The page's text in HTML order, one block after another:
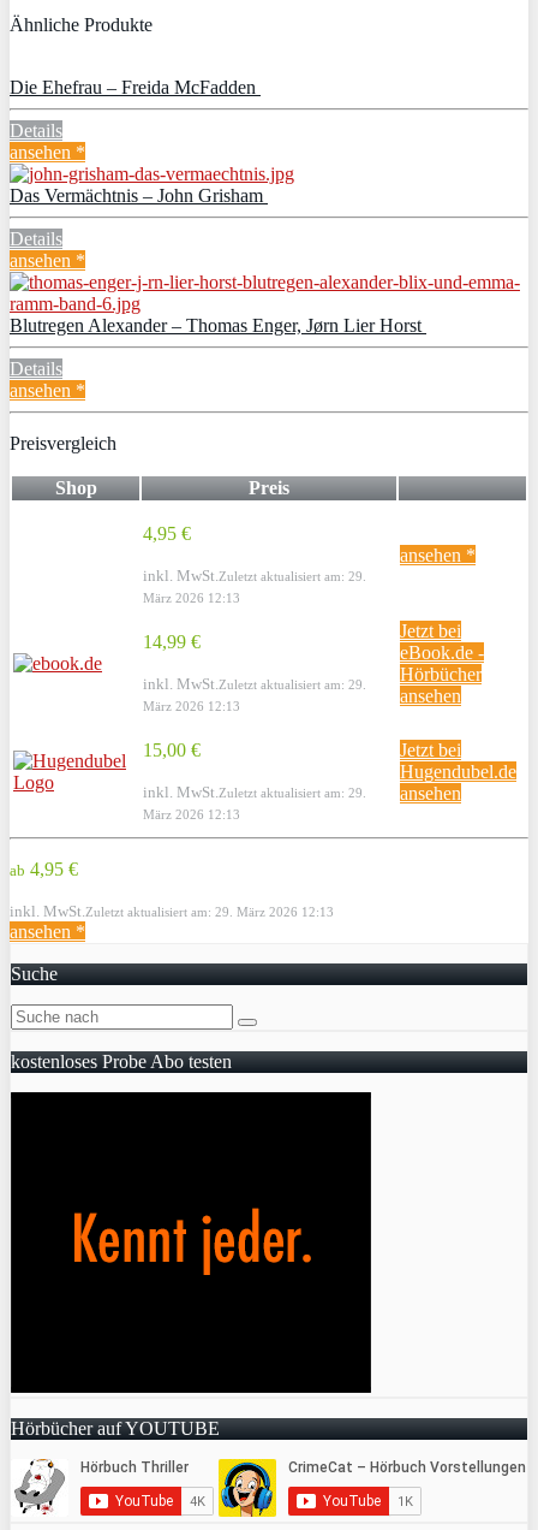
Ähnliche Produkte
Die Ehefrau – Freida McFadden
Details
ansehen *
Das Vermächtnis – John Grisham
Details
ansehen *
Blutregen Alexander – Thomas Enger, Jørn Lier Horst
Details
ansehen *
Preisvergleich
Shop Preis
4,95 €
inkl. MwSt. Zuletzt aktualisiert am: 29.
März 2026 12:13
ansehen *
14,99 €
inkl. MwSt. Zuletzt aktualisiert am: 29.
März 2026 12:13
Jetzt bei
eBook.de -
Hörbücher
ansehen
15,00 €
inkl. MwSt. Zuletzt aktualisiert am: 29.
März 2026 12:13
Jetzt bei
Hugendubel.de
ansehen
ab 4,95 €
inkl. MwSt. Zuletzt aktualisiert am: 29. März 2026 12:13
ansehen *
Suche
kostenloses Probe Abo testen
Hörbücher auf YOUTUBE